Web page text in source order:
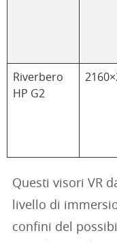
Riverbero
HP G2
Questi visori VR
livello di
confini del